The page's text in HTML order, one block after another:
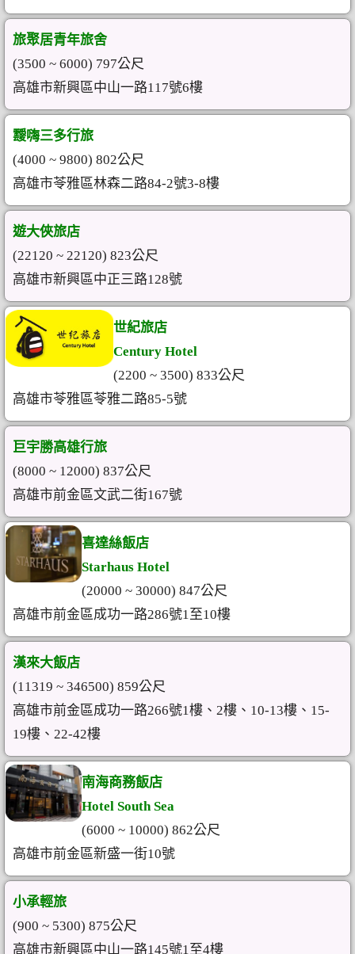
旅聚居青年旅舍
(3500 ~ 6000) 797公尺
高雄市新興區中山一路117號6樓
靉嗨三多行旅
(4000 ~ 9800) 802公尺
高雄市苓雅區林森二路84-2號3-8樓
遊大俠旅店
(22120 ~ 22120) 823公尺
高雄市新興區中正三路128號
世紀旅店
Century Hotel
(2200 ~ 3500) 833公尺
高雄市苓雅區苓雅二路85-5號
巨宇勝高雄行旅
(8000 ~ 12000) 837公尺
高雄市前金區文武二街167號
喜達絲飯店
Starhaus Hotel
(20000 ~ 30000) 847公尺
高雄市前金區成功一路286號1至10樓
漢來大飯店
(11319 ~ 346500) 859公尺
高雄市前金區成功一路266號1樓、2樓、10-13樓、15-
19樓、22-42樓
南海商務飯店
Hotel South Sea
(6000 ~ 10000) 862公尺
高雄市前金區新盛一街10號
小承輕旅
(900 ~ 5300) 875公尺
高雄市新興區中山一路145號1至4樓